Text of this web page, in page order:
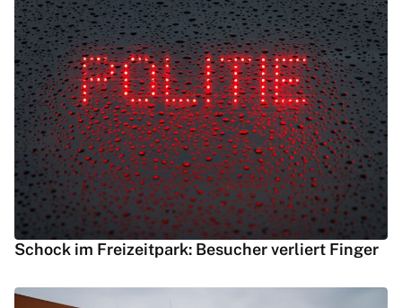
Schock im Freizeitpark: Besucher verliert Finger